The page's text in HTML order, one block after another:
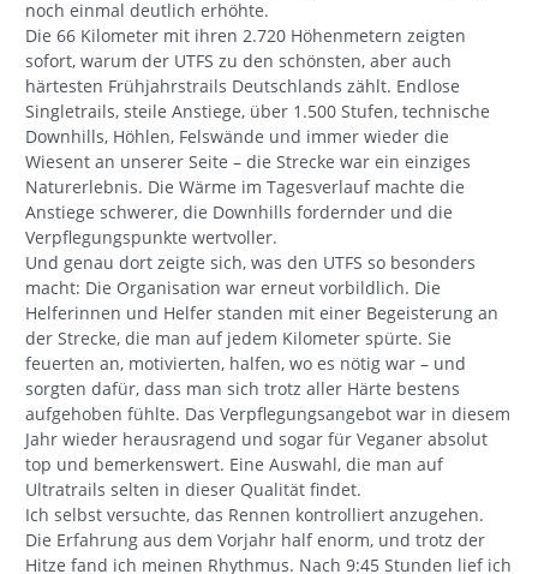
noch einmal deutlich erhöhte.
Die 66 Kilometer mit ihren 2.720 Höhenmetern zeigten
sofort, warum der UTFS zu den schönsten, aber auch
härtesten Frühjahrstrails Deutschlands zählt. Endlose
Singletrails, steile Anstiege, über 1.500 Stufen, technische
Downhills, Höhlen, Felswände und immer wieder die
Wiesent an unserer Seite – die Strecke war ein einziges
Naturerlebnis. Die Wärme im Tagesverlauf machte die
Anstiege schwerer, die Downhills fordernder und die
Verpflegungspunkte wertvoller.
Und genau dort zeigte sich, was den UTFS so besonders
macht: Die Organisation war erneut vorbildlich. Die
Helferinnen und Helfer standen mit einer Begeisterung an
der Strecke, die man auf jedem Kilometer spürte. Sie
feuerten an, motivierten, halfen, wo es nötig war – und
sorgten dafür, dass man sich trotz aller Härte bestens
aufgehoben fühlte. Das Verpflegungsangebot war in diesem
Jahr wieder herausragend und sogar für Veganer absolut
top und bemerkenswert. Eine Auswahl, die man auf
Ultratrails selten in dieser Qualität findet.
Ich selbst versuchte, das Rennen kontrolliert anzugehen.
Die Erfahrung aus dem Vorjahr half enorm, und trotz der
Hitze fand ich meinen Rhythmus. Nach 9:45 Stunden lief ich